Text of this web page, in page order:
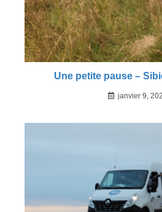
Une petite pause –
janvier 9,